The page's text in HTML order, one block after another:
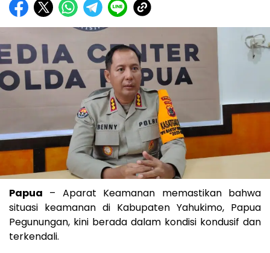
Papua – Aparat Keamanan memastikan bahwa
situasi keamanan di Kabupaten Yahukimo, Papua
Pegunungan, kini berada dalam kondisi kondusif dan
terkendali.